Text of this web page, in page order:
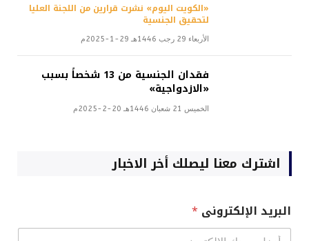
«الكويت اليوم» نشرت قرارين من اللجنة العليا
لتحقيق الجنسية
الأربعاء 29 رجب 1446هـ 29-1-2025م
فقدان الجنسية من 13 شخصاً بسبب
«الازدواجية»
الخميس 21 شعبان 1446هـ 20-2-2025م
اشترك معنا ليصلك أخر الاخبار
البريد الإلكترونى *